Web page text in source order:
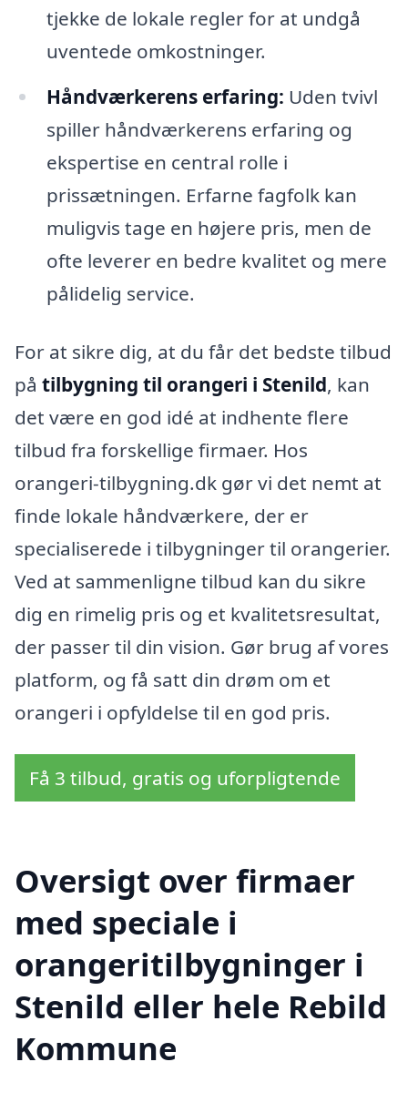
tjekke de lokale regler for at undgå
uventede omkostninger.
Håndværkerens erfaring: Uden tvivl
spiller håndværkerens erfaring og
ekspertise en central rolle i
prissætningen. Erfarne fagfolk kan
muligvis tage en højere pris, men de
ofte leverer en bedre kvalitet og mere
pålidelig service.
For at sikre dig, at du får det bedste tilbud
på tilbygning til orangeri i Stenild, kan
det være en god idé at indhente flere
tilbud fra forskellige firmaer. Hos
orangeri-tilbygning.dk gør vi det nemt at
finde lokale håndværkere, der er
specialiserede i tilbygninger til orangerier.
Ved at sammenligne tilbud kan du sikre
dig en rimelig pris og et kvalitetsresultat,
der passer til din vision. Gør brug af vores
platform, og få satt din drøm om et
orangeri i opfyldelse til en god pris.
Få 3 tilbud, gratis og uforpligtende
Oversigt over firmaer
med speciale i
orangeritilbygninger i
Stenild eller hele Rebild
Kommune